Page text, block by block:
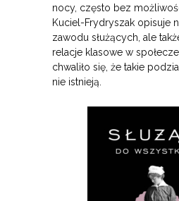
nocy, często bez
Kuciel-Frydryszak opisuje
zawodu służących, ale
relacje klasowe w
chwaliło się, że takie
nie istnieją.